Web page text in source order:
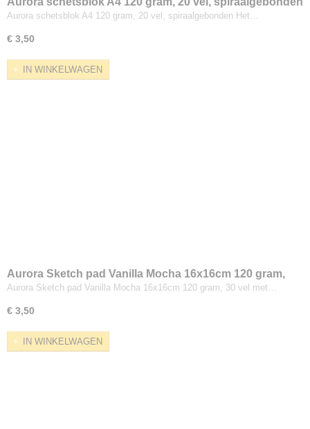
Aurora schetsblok A4 120 gram, 20 vel, spiraalgebonden Het…
€ 3,50
IN WINKELWAGEN
Aurora Sketch pad Vanilla Mocha 16x16cm 120 gram,
30 vel
Aurora Sketch pad Vanilla Mocha 16x16cm 120 gram, 30 vel met…
€ 3,50
IN WINKELWAGEN